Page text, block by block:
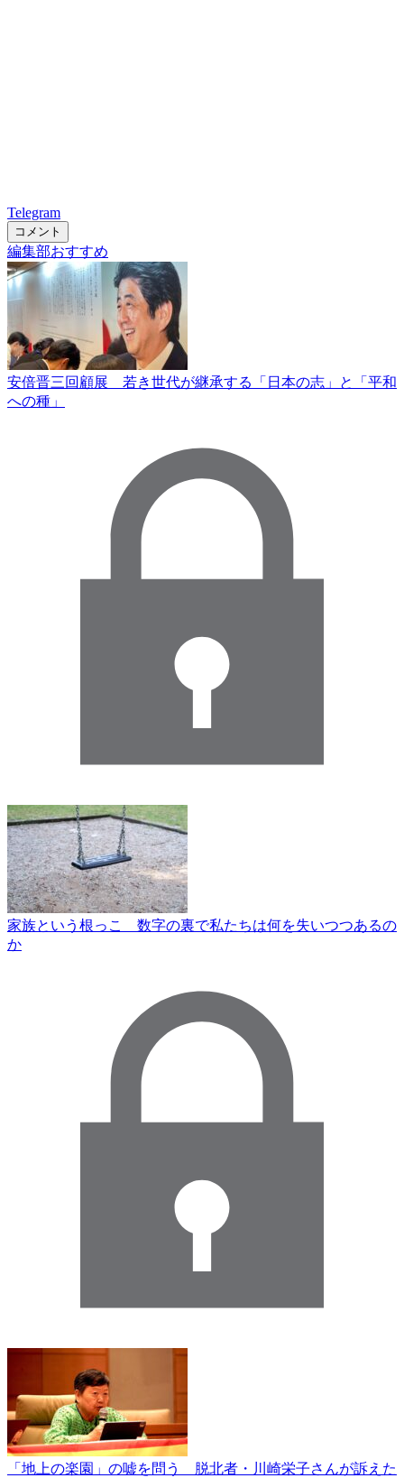
Telegram
コメント
編集部おすすめ
安倍晋三回顧展 若き世代が継承する「日本の志」と「平和
への種」
家族という根っこ 数字の裏で私たちは何を失いつつあるの
か
「地上の楽園」の嘘を問う 脱北者・川崎栄子さんが訴えた